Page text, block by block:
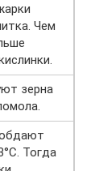
Чем
зерна
Тогда